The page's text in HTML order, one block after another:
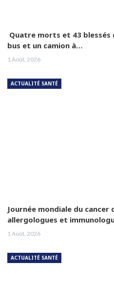
Quatre morts et 43 blessés
bus et un camion à…
1 Août, 2026
ACTUALITÉ SANTÉ
Journée mondiale du cancer
allergologues et
1 Août, 2026
ACTUALITÉ SANTÉ